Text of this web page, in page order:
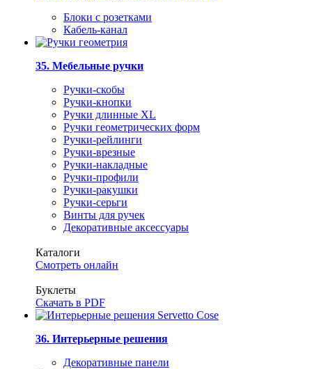
Блоки с розетками
Кабель-канал
35. Мебельные ручки
Ручки-скобы
Ручки-кнопки
Ручки длинные XL
Ручки геометрических форм
Ручки-рейлинги
Ручки-врезные
Ручки-накладные
Ручки-профили
Ручки-ракушки
Ручки-серьги
Винты для ручек
Декоративные аксессуары
Каталоги
Смотреть онлайн
Буклеты
Скачать в PDF
36. Интерьерные решения
Декоративные панели